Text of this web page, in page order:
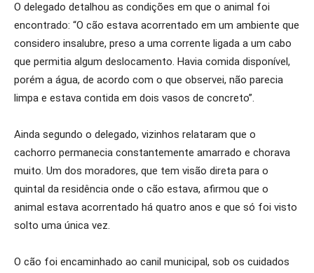
O delegado detalhou as condições em que o animal foi
encontrado: “O cão estava acorrentado em um ambiente que
considero insalubre, preso a uma corrente ligada a um cabo
que permitia algum deslocamento. Havia comida disponível,
porém a água, de acordo com o que observei, não parecia
limpa e estava contida em dois vasos de concreto”.
Ainda segundo o delegado, vizinhos relataram que o
cachorro permanecia constantemente amarrado e chorava
muito. Um dos moradores, que tem visão direta para o
quintal da residência onde o cão estava, afirmou que o
animal estava acorrentado há quatro anos e que só foi visto
solto uma única vez.
O cão foi encaminhado ao canil municipal, sob os cuidados